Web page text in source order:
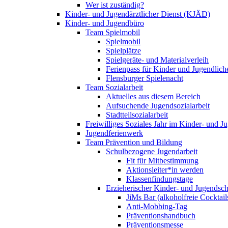
Wer ist zuständig?
Kinder- und Jugendärztlicher Dienst (KJÄD)
Kinder- und Jugendbüro
Team Spielmobil
Spielmobil
Spielplätze
Spielgeräte- und Materialverleih
Ferienpass für Kinder und
Flensburger Spielenacht
Team Sozialarbeit
Aktuelles aus diesem Bereich
Aufsuchende Jugendsozialarbeit
Stadtteilsozialarbeit
Freiwilliges Soziales Jahr im Kinder- und
Jugendferienwerk
Team Prävention und Bildung
Schulbezogene Jugendarbeit
Fit für Mitbestimmung
Aktionsleiter*in werden
Klassenfindungstage
Erzieherischer Kinder- und
JiMs Bar (alkoholfreie
Anti-Mobbing-Tag
Präventionshandbuch
Präventionsmesse